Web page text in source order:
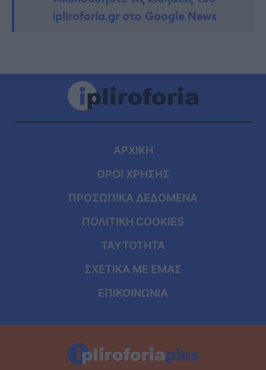
ipliroforia.gr στο Google News
ΑΡΧΙΚΗ
ΟΡΟΙ ΧΡΗΣΗΣ
ΠΡΟΣΩΠΙΚΑ ΔΕΔΟΜΕΝΑ
ΠΟΛΙΤΙΚΗ COOKIES
ΤΑΥΤΟΤΗΤΑ
ΣΧΕΤΙΚΑ ΜΕ ΕΜΑΣ
ΕΠΙΚΟΙΝΩΝΙΑ